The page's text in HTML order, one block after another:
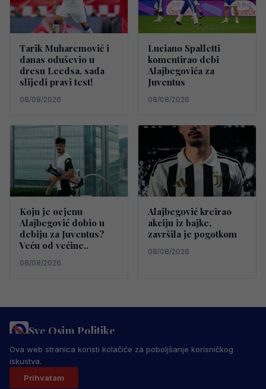
Tarik Muharemović i
danas oduševio u
dresu Leedsa, sada
slijedi pravi test!
08/08/2026
Luciano Spalletti
komentirao debi
Alajbegovića za
Juventus
08/08/2026
Koju je ocjenu
Alajbegović dobio u
debiju za Juventus?
Veću od većine..
08/08/2026
Alajbegović kreirao
akciju iz bajke,
završila je pogotkom
08/08/2026
Sve Osim Politike
PRAVILA PRIVATNOSTI MARKETING
USLOVI KORIŠTENJA
IMPRESSUM
© 2026 Sve Osim Politike. Sva prava zadržana.
Ova web stranica koristi kolačiće za poboljšanje korisničkog
iskustva.
Prihvatam